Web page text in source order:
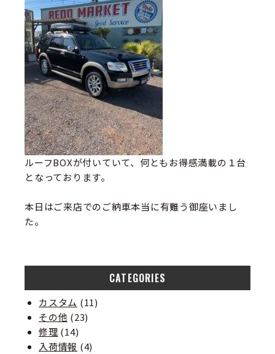
ルーフBOXが付いていて、何ともお得感満載の１台
となっております。
本日はご来店でのご納車本当に有難う御座いまし
た。
CATEGORIES
カスタム (11)
その他 (23)
修理 (14)
入荷情報 (4)